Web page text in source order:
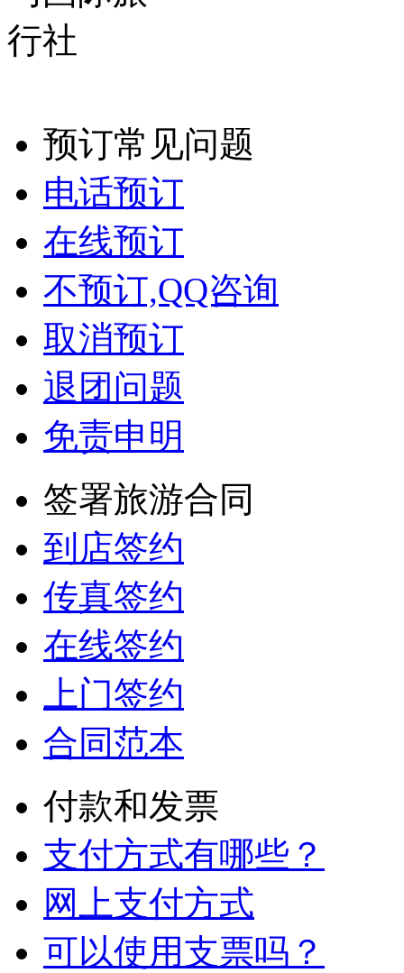
预订常见问题
电话预订
在线预订
不预订,QQ咨询
取消预订
退团问题
免责申明
签署旅游合同
到店签约
传真签约
在线签约
上门签约
合同范本
付款和发票
支付方式有哪些？
网上支付方式
可以使用支票吗？